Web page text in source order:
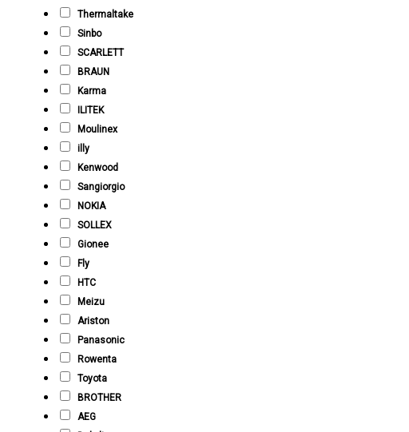
Thermaltake
Sinbo
SCARLETT
BRAUN
Karma
ILITEK
Moulinex
illy
Kenwood
Sangiorgio
NOKIA
SOLLEX
Gionee
Fly
HTC
Meizu
Ariston
Panasonic
Rowenta
Toyota
BROTHER
AEG